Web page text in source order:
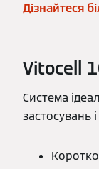
Дізнайтеся
Vitocell
Система
застосувань